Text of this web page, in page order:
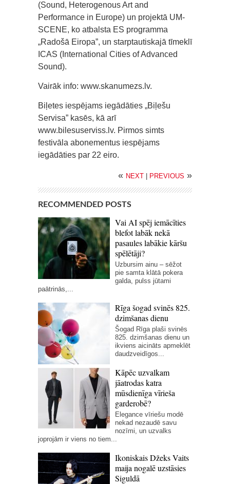
(Sound, Heterogenous Art and
Performance in Europe) un projektā UM-
SCENE, ko atbalsta ES programma
„Radošā Eiropa”, un starptautiskajā tīmeklī
ICAS (International Cities of Advanced
Sound).
Vairāk info: www.skanumezs.lv.
Biļetes iespējams iegādāties „Biļešu
Servisa” kasēs, kā arī
www.bilesuserviss.lv. Pirmos simts
festivāla abonementus iespējams
iegādāties par 22 eiro.
« NEXT PREVIOUS »
RECOMMENDED POSTS
Vai AI spēj iemācīties
blefot labāk nekā
pasaules labākie kāršu
spēlētāji?
Uzbursim ainu – sēžot
pie samta klātā pokera
galda, pulss jūtami
paātrinās,...
Rīga šogad svinēs 825.
dzimšanas dienu
Šogad Rīga plaši svinēs
825. dzimšanas dienu un
ikviens aicināts apmeklēt
daudzveidīgos...
Kāpēc uzvalkam
jāatrodas katra
mūsdienīga vīrieša
garderobē?
Elegance vīriešu modē
nekad nezaudē savu
nozīmi, un uzvalks
joprojām ir viens no tiem...
Ikoniskais Džeks Vaits
maija nogalē uzstāsies
Siguldā